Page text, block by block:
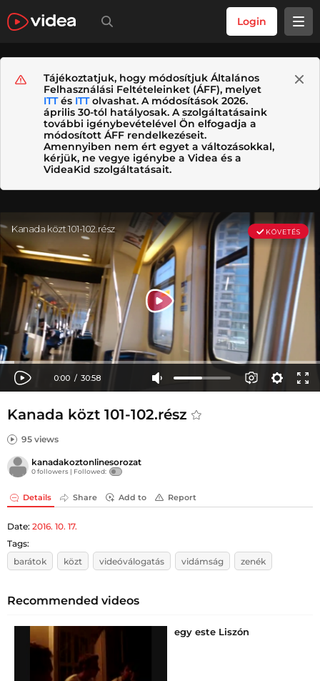
Login
Tájékoztatjuk, hogy módosítjuk Általános
Felhasználási Feltételeinket (ÁFF), melyet
ITTés ITTolvashat. A módosítások 2026.
április 30-tól hatályosak. A szolgáltatásaink
további igénybevételével Ön elfogadja a
módosított ÁFF rendelkezéseit.
Amennyiben nem ért egyet a változásokkal,
kérjük, ne vegye igénybe a Videa és a
VideaKid szolgáltatásait.
Kanada közt 101-102.rész
95 views
kanadakoztonlinesorozat
0 followers | Followed:
Details Share Add to Report
Date: 2016. 10. 17.
Tags:
barátok
közt videóválogatás vidámság zenék
Recommended videos
egy este Liszón